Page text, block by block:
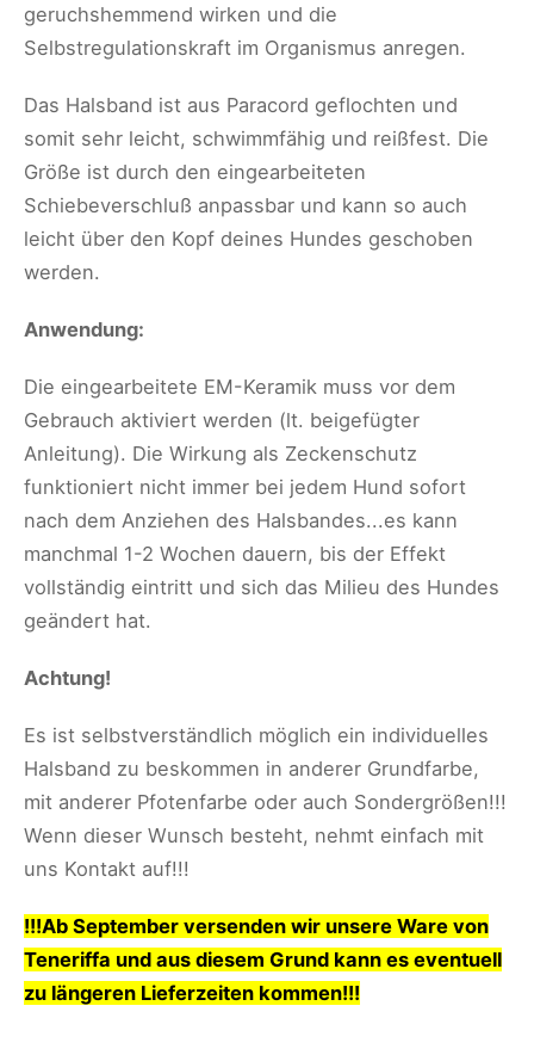
geruchshemmend wirken und die
Selbstregulationskraft im Organismus anregen.
Das Halsband ist aus Paracord geflochten und
somit sehr leicht, schwimmfähig und reißfest. Die
Größe ist durch den eingearbeiteten
Schiebeverschluß anpassbar und kann so auch
leicht über den Kopf deines Hundes geschoben
werden.
Anwendung:
Die eingearbeitete EM-Keramik muss vor dem
Gebrauch aktiviert werden (lt. beigefügter
Anleitung). Die Wirkung als Zeckenschutz
funktioniert nicht immer bei jedem Hund sofort
nach dem Anziehen des Halsbandes...es kann
manchmal 1-2 Wochen dauern, bis der Effekt
vollständig eintritt und sich das Milieu des Hundes
geändert hat.
Achtung!
Es ist selbstverständlich möglich ein individuelles
Halsband zu beskommen in anderer Grundfarbe,
mit anderer Pfotenfarbe oder auch Sondergrößen!!!
Wenn dieser Wunsch besteht, nehmt einfach mit
uns Kontakt auf!!!
!!!Ab September versenden wir unsere Ware von
Teneriffa und aus diesem Grund kann es eventuell
zu längeren Lieferzeiten kommen!!!